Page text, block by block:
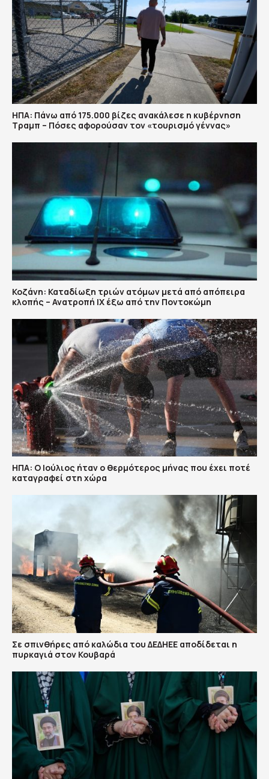
ΗΠΑ: Πάνω από 175.000 βίζες ανακάλεσε η κυβέρνηση
Τραμπ – Πόσες αφορούσαν τον «τουρισμό γέννας»
Κοζάνη: Καταδίωξη τριών ατόμων μετά από απόπειρα
κλοπής – Ανατροπή ΙΧ έξω από την Ποντοκώμη
ΗΠΑ: Ο Ιούλιος ήταν ο θερμότερος μήνας που έχει ποτέ
καταγραφεί στη χώρα
Σε σπινθήρες από καλώδια του ΔΕΔΗΕΕ αποδίδεται η
πυρκαγιά στον Κουβαρά